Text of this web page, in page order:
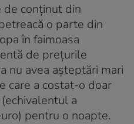
de conținut din
o parte din
în faimoasa
de prețurile
nu avea așteptări mari
care a costat-o doar
a
pentru o noapte.